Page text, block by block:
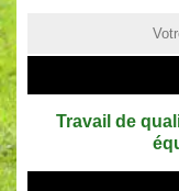
Travail de